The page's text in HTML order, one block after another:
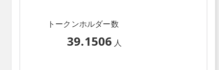
トークンホルダー数
39.1506 人